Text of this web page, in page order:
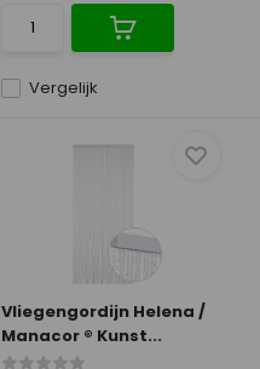
Vergelijk
Vliegengordijn Helena /
Manacor ® Kunst...